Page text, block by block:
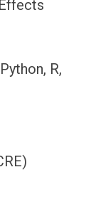
R,